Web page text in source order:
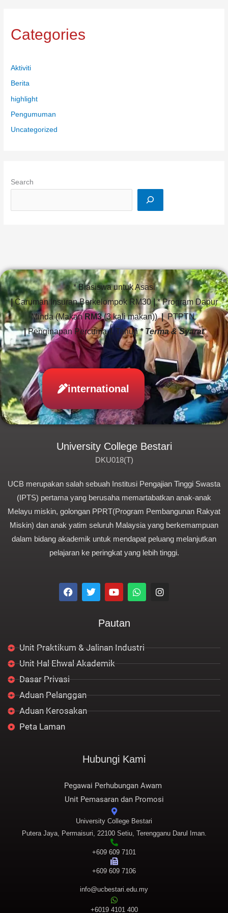
Categories
Aktiviti
Berita
highlight
Pengumuman
Uncategorized
Search
* Biasiswa untuk Asasi
|Caruman Insuran Berkelompok RM30 |* Program Dapur
Minda (Makan RM3(3 kali makan))|PTPTN
| Penginapan Percuma 1 Tahun* Terma & Syarat
international
University College Bestari
DKU018(T)
UCB merupakan salah sebuah Institusi Pengajian Tinggi Swasta
(IPTS) pertama yang berusaha memartabatkan anak-anak
Melayu miskin, golongan PPRT(Program Pembangunan Rakyat
Miskin) dan anak yatim seluruh Malaysia yang berkemampuan
dalam bidang akademik untuk mendapat peluang melanjutkan
pelajaran ke peringkat yang lebih tinggi.
F
a
k
T
w
Y
o
u
e
W
h
p
I
n
a
Pautan
Unit Praktikum & Jalinan Industri
Unit Hal Ehwal Akademik
Dasar Privasi
Aduan Pelanggan
Aduan Kerosakan
Peta Laman
Hubungi Kami
Pegawai Perhubungan Awam
Unit Pemasaran dan Promosi
University College Bestari
Putera Jaya, Permaisuri, 22100 Setiu, Terengganu Darul Iman.
+609 609 7101
+609 609 7106
info@ucbestari.edu.my
+6019 4101 400